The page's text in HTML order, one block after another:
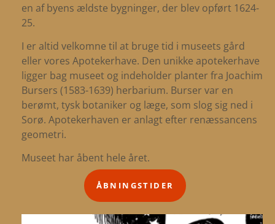
en af byens ældste bygninger, der blev opført 1624-
25.
I er altid velkomne til at bruge tid i museets gård
eller vores Apotekerhave. Den unikke apotekerhave
ligger bag museet og indeholder planter fra Joachim
Bursers (1583-1639) herbarium. Burser var en
berømt, tysk botaniker og læge, som slog sig ned i
Sorø. Apotekerhaven er anlagt efter renæssancens
geometri.
Museet har åbent hele året.
ÅBNINGSTIDER